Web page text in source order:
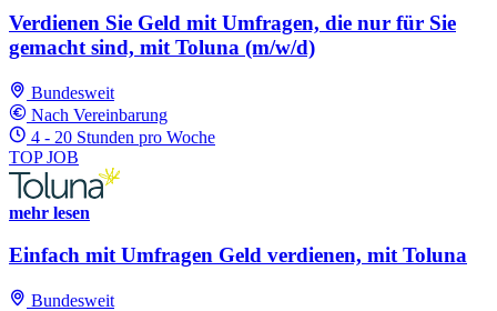
Verdienen Sie Geld mit Umfragen, die nur für Sie
gemacht sind, mit Toluna (m/w/d)
Bundesweit
Nach Vereinbarung
4 - 20 Stunden pro Woche
TOP JOB
mehr lesen
Einfach mit Umfragen Geld verdienen, mit Toluna
Bundesweit